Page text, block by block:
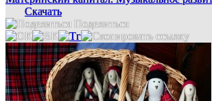
Скачать
Поделиться